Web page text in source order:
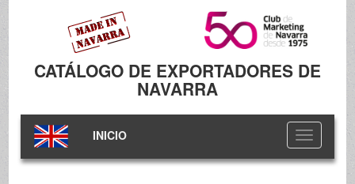
CATÁLOGO DE EXPORTADORES DE
NAVARRA
Toggle
navigation
INICIO